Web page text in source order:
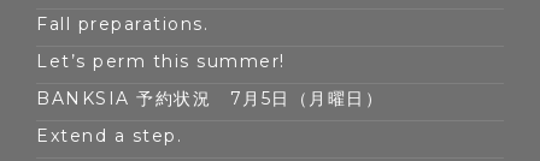
Fall preparations.
Let’s perm this summer!
BANKSIA 予約状況 7月5日（月曜日）
Extend a step.